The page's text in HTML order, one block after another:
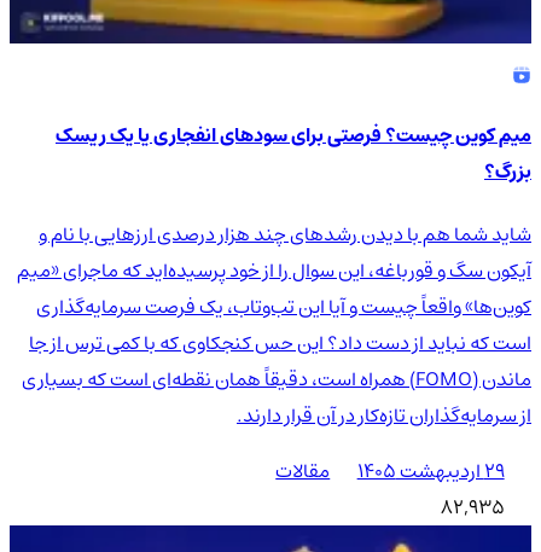
میم کوین چیست؟ فرصتی برای سودهای انفجاری یا یک ریسک
بزرگ؟
شاید شما هم با دیدن رشدهای چند هزار درصدی ارزهایی با نام و
آیکون سگ و قورباغه، این سوال را از خود پرسیده‌اید که ماجرای «میم
کوین‌ها» واقعاً چیست و آیا این تب‌وتاب، یک فرصت سرمایه‌گذاری
است که نباید از دست داد؟ این حس کنجکاوی که با کمی ترس از جا
ماندن (FOMO) همراه است، دقیقاً همان نقطه‌ای است که بسیاری
از سرمایه‌گذاران تازه‌کار در آن قرار دارند.
۲۹ اردیبهشت ۱۴۰۵
مقالات
82,935